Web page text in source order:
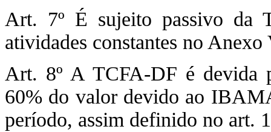
Art. 7º É sujeito passivo da
atividades constantes no
Art. 8º A TCFA-DF é devida
60% do valor devido ao
período, assim definido no art.